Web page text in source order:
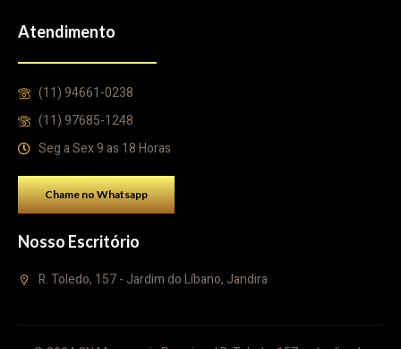
Atendimento
(11) 94661-0238
(11) 97685-1248
Seg a Sex 9 as 18 Horas
Chame no Whatsapp
Nosso Escritório
R. Toledo, 157 - Jardim do Líbano, Jandira